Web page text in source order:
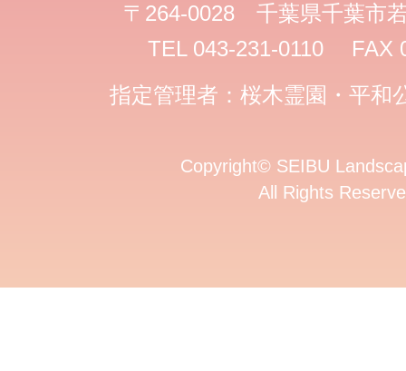
〒264-0028 千葉県千葉市
TEL 043-231-0110 FAX
指定管理者：桜木霊園・平和
Copyright©SEIBU
All Rights